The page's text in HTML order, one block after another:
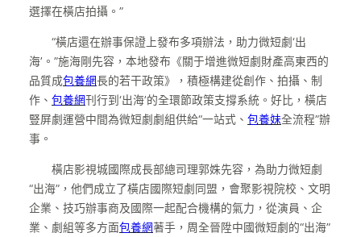
選擇在橫店拍攝。”
“橫店還在辦事保證上發布多項辦法，助力微短劇‘出
海’。”施海剛先容，本地發布《關于增進微短劇財產高東西的
品質成包養網長的若干政策》，積極構建從創作、拍攝、制
作、 包養網刊行到‘出海’的全環節政策支撐系統。好比，橫店
豎屏劇運營中間為微短劇劇組供給“一站式、 包養妹全流程”辦
事。
橫店影視城國際成長部總司理郭姝先容，為助力微短劇
“出海”，他們成立了橫店國際短劇同盟，會聚影視院校、文明
企業、技巧辦事商及國際一起配合機構的氣力，從演員、企
業、劇組等多方面包養網著手，周全晉陞中國微短劇的“出海”